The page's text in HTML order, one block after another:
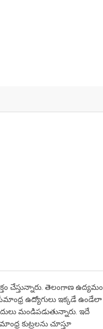
చేస్తున్నారు. తెలంగాణ ఉద్యమం
ఉద్యోగులు ఇక్కడే ఉండేలా
మండిపడుతున్నారు. ఇదే
కుట్రలను చూస్తూ